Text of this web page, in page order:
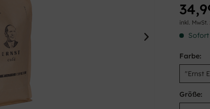
inkl. MwSt.
Farbe:
Größe: